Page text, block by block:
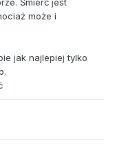
Śmierć jest
może i
jak najlepiej tylko